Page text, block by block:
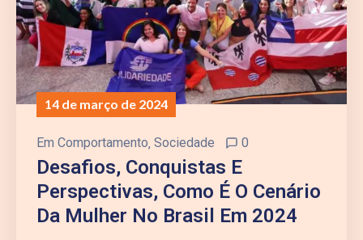
14 de março de 2024
Em Comportamento Sociedade 0
Desafios, Conquistas E
Perspectivas, Como É O Cenário
Da Mulher No Brasil Em 2024